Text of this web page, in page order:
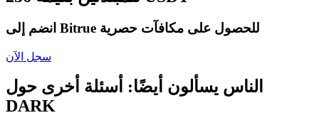
انضم إلى Bitrue للحصول على مكافآت حصرية
سجل الآن
الناس يسألون أيضًا: أسئلة أخرى حول
DARK